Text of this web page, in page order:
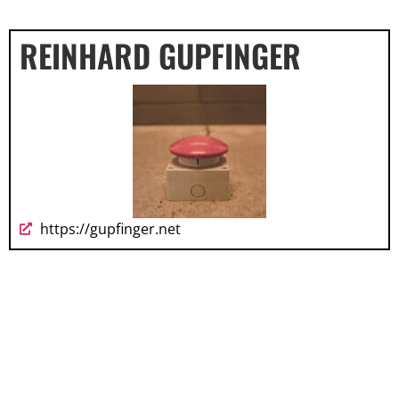
REINHARD GUPFINGER
https://gupfinger.net